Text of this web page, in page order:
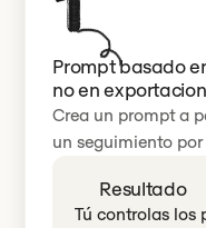
Prompt basado
no en
Crea un prompt a
un seguimiento por
Resultado
Tú controlas los